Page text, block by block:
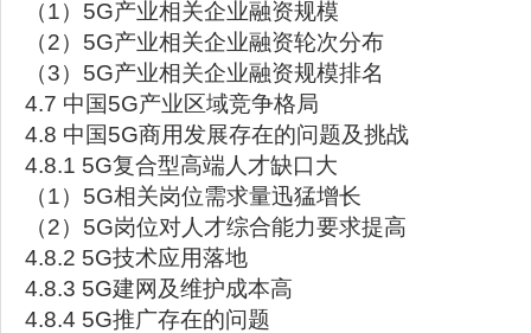
（1）5G产业相关企业融资规模
（2）5G产业相关企业融资轮次分布
（3）5G产业相关企业融资规模排名
4.7 中国5G产业区域竞争格局
4.8 中国5G商用发展存在的问题及挑战
4.8.1 5G复合型高端人才缺口大
（1）5G相关岗位需求量迅猛增长
（2）5G岗位对人才综合能力要求提高
4.8.2 5G技术应用落地
4.8.3 5G建网及维护成本高
4.8.4 5G推广存在的问题